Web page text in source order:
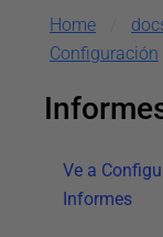
Home
Configuración
Ve a
Informes